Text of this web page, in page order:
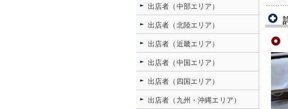
出店者（中部エリア）
出店者（北陸エリア）
出店者（近畿エリア）
出店者（中国エリア）
出店者（四国エリア）
出店者（九州・沖縄エリア）